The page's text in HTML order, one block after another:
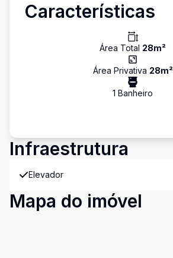
Características
Área Total 28m²
Área Privativa 28m²
1 Banheiro
Infraestrutura
Elevador
Mapa do imóvel